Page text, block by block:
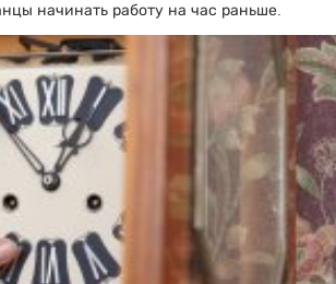
начинать работу на час раньше.